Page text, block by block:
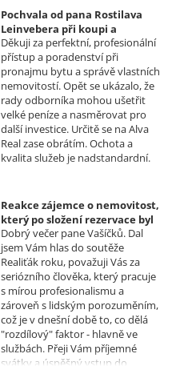
problému. Vaše společnost i Vy v
nás získáváte opravdu spokojené
klienty, kteří budou vaše služby
vždy doporučovat každému, kdo
je potřebuje. Věřím, že se na Vás
budeme moci obrátit i v případě
prodeje, který plánujeme v
budoucnu uskutečnit. Se
srdečným pozdravem a přáním
mnoho zdraví i úspěchů Vám
přejí manželé Kovandovi
Pochvala od pana Rostilava
Leinvebera při koupi a
následném pronájmu
investiční nemovitosti
Realizoval makléř: David
Vašíček
Děkuji za perfektní, profesionální
přístup a poradenství při
pronajmu bytu a správě vlastních
nemovitostí. Opět se ukázalo, že
rady odborníka mohou ušetřit
velké peníze a nasměrovat pro
další investice. Určitě se na Alva
Real zase obrátím. Ochota a
kvalita služeb je nadstandardní.
Reakce zájemce o nemovitost,
který po složení rezervace byl
nucen od koupi odstoupit.
Realizoval makléř: David
Vašíček
Dobrý večer pane Vašíčků. Dal
jsem Vám hlas do soutěže
Realiťák roku, považuji Vás za
seriózního člověka, který pracuje
s mírou profesionalismu a
zároveň s lidským porozuměním,
což je v dnešní době to, co dělá
"rozdílový" faktor - hlavně ve
službách. Přeji Vám příjemné
svátky a úspěšný vstup do